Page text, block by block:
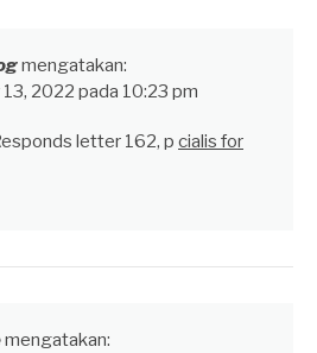
mengatakan:
2022 pada 10:23 pm
letter 162, p cialis for
mengatakan: